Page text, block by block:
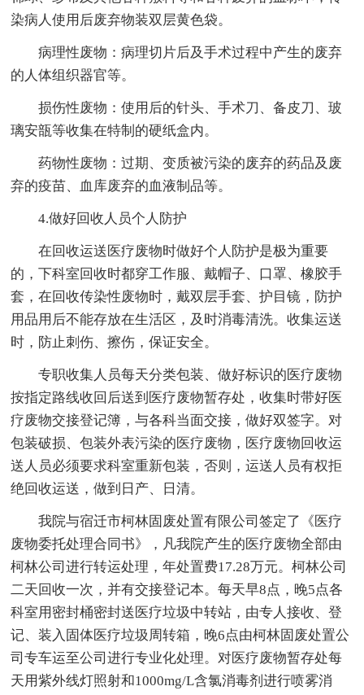
染病人使用后废弃物装双层黄色袋。
病理性废物：病理切片后及手术过程中产生的废弃
的人体组织器官等。
损伤性废物：使用后的针头、手术刀、备皮刀、玻
璃安瓿等收集在特制的硬纸盒内。
药物性废物：过期、变质被污染的废弃的药品及废
弃的疫苗、血库废弃的血液制品等。
4.做好回收人员个人防护
在回收运送医疗废物时做好个人防护是极为重要
的，下科室回收时都穿工作服、戴帽子、口罩、橡胶手
套，在回收传染性废物时，戴双层手套、护目镜，防护
用品用后不能存放在生活区，及时消毒清洗。收集运送
时，防止刺伤、擦伤，保证安全。
专职收集人员每天分类包装、做好标识的医疗废物
按指定路线收回后送到医疗废物暂存处，收集时带好医
疗废物交接登记簿，与各科当面交接，做好双签字。对
包装破损、包装外表污染的医疗废物，医疗废物回收运
送人员必须要求科室重新包装，否则，运送人员有权拒
绝回收运送，做到日产、日清。
我院与宿迁市柯林固废处置有限公司签定了《医疗
废物委托处理合同书》，凡我院产生的医疗废物全部由
柯林公司进行转运处理，年处置费17.28万元。柯林公司
二天回收一次，并有交接登记本。每天早8点，晚5点各
科室用密封桶密封送医疗垃圾中转站，由专人接收、登
记、装入固体医疗垃圾周转箱，晚6点由柯林固废处置公
司专车运至公司进行专业化处理。对医疗废物暂存处每
天用紫外线灯照射和1000mg/L含氯消毒剂进行喷雾消